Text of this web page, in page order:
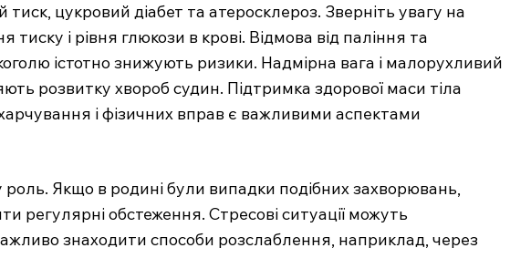
цукровий діабет та атеросклероз. Зверніть увагу на
і рівня глюкози в крові. Відмова від паління та
істотно знижують ризики. Надмірна вага і малорухливий
розвитку хвороб судин. Підтримка здорової маси тіла
і фізичних вправ є важливими аспектами
роль. Якщо в родині були випадки подібних захворювань,
регулярні обстеження. Стресові ситуації можуть
знаходити способи розслаблення, наприклад, через